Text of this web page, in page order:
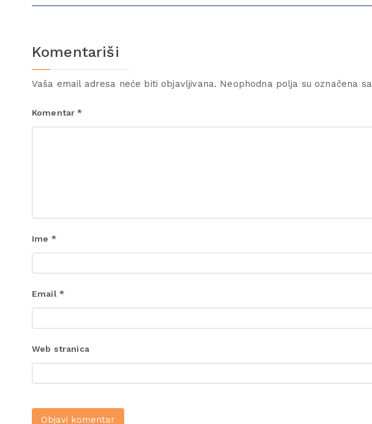
Komentariši
Vaša email adresa neće biti objavljivana. Neophodna polja su označena sa
Komentar*
Ime *
Email *
Web stranica